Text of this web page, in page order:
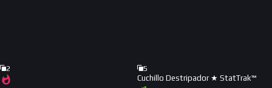
2 5
Cuchillo Destripador ★ StatTrak™